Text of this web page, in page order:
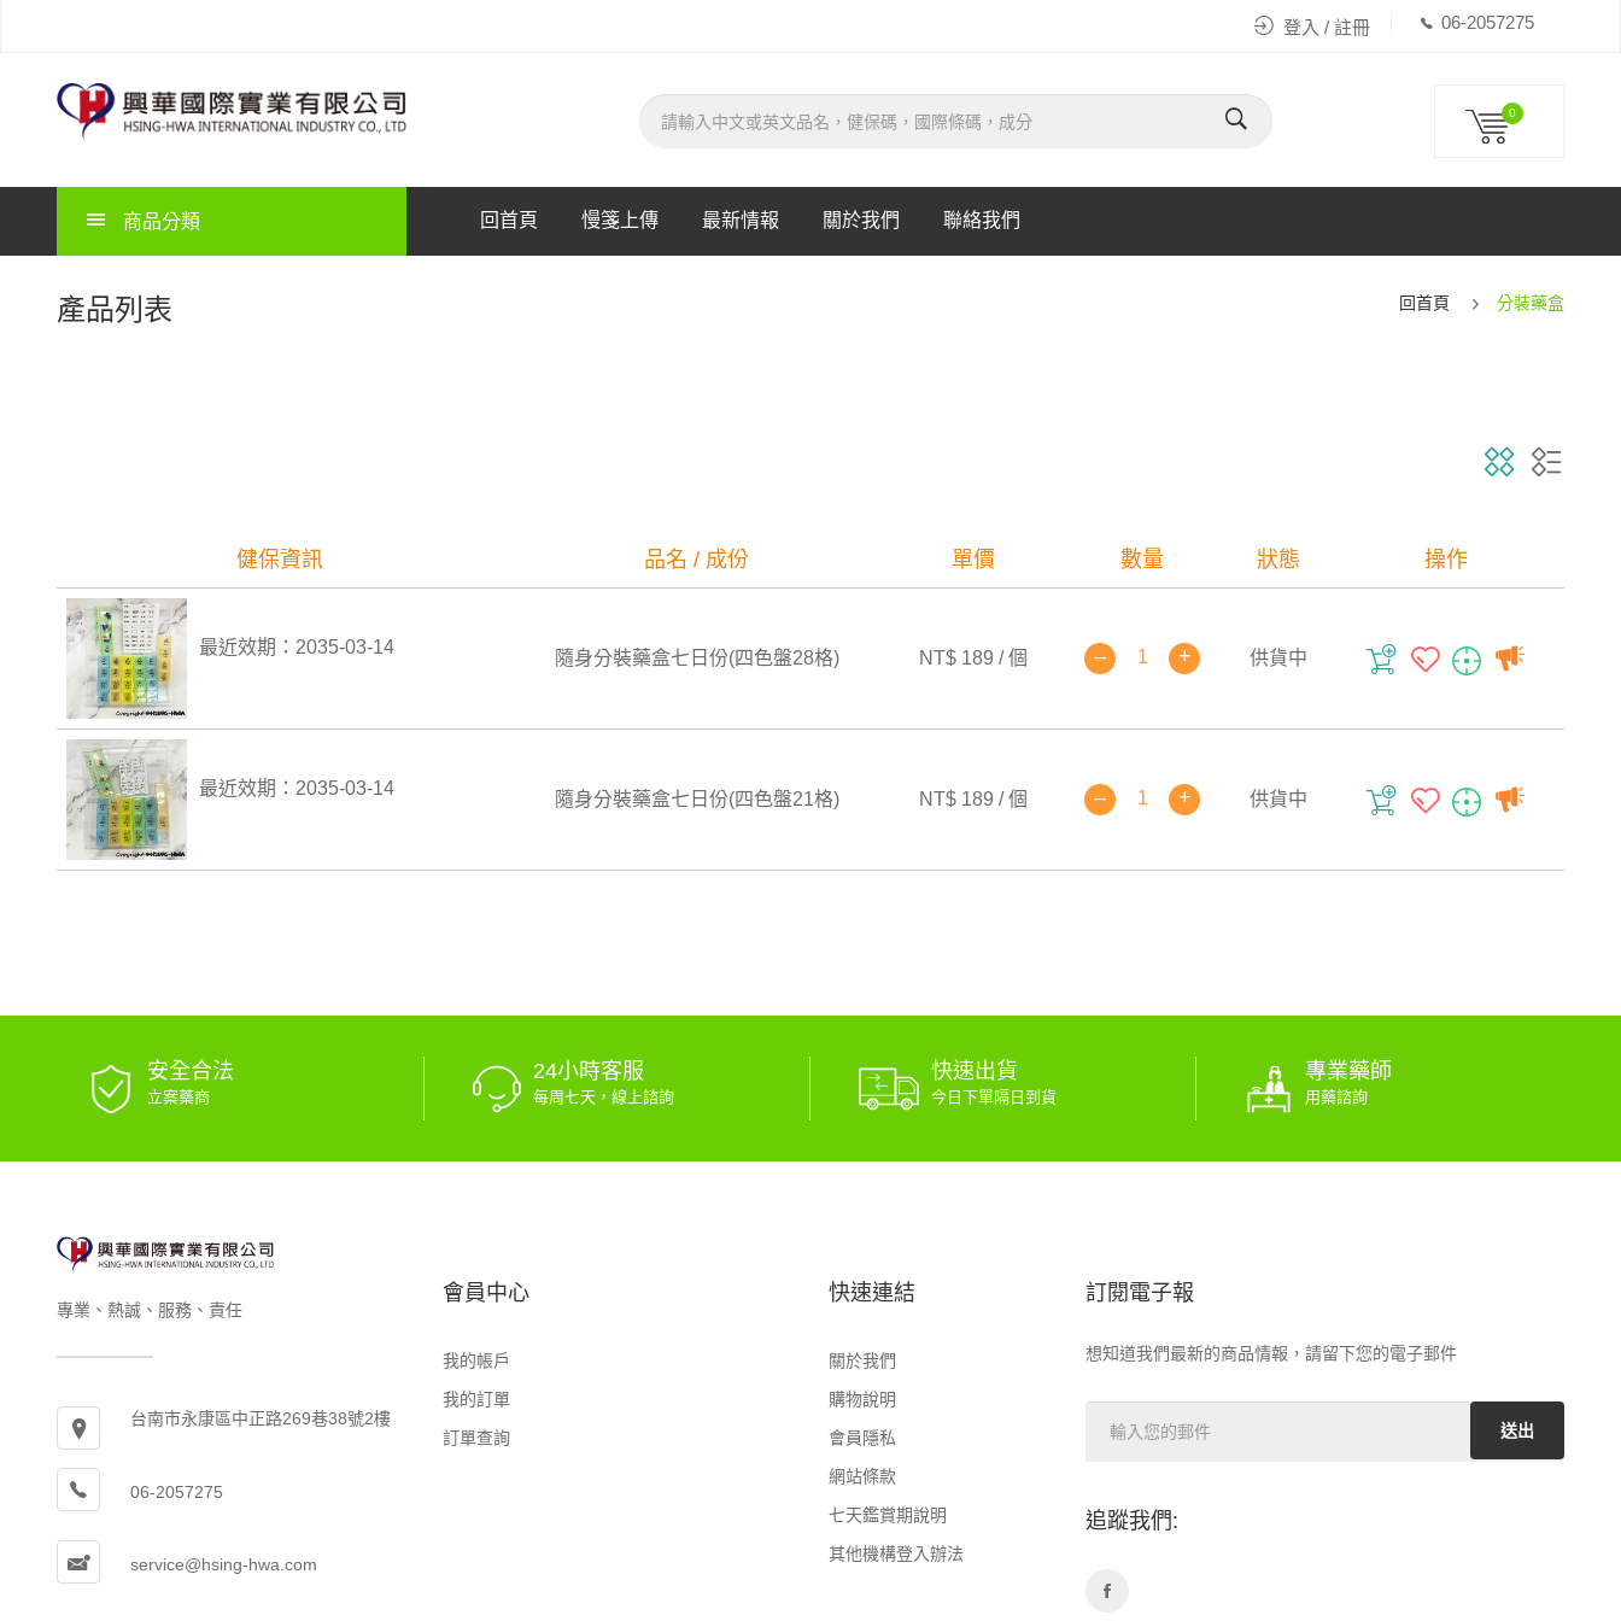
登入 / 註冊 06-2057275
0
商品分類 回首頁 慢箋上傳 最新情報 關於我們 聯絡我們
產品列表 回首頁 分裝藥盒
健保資訊 品名 / 成份 單價 數量 狀態 操作
最近效期：2035-03-14
隨身分裝藥盒七日份(四色盤28格) NT$ 189 / 個 – + 供貨中
最近效期：2035-03-14
隨身分裝藥盒七日份(四色盤21格) NT$ 189 / 個 – + 供貨中
安全合法
立案藥商
24小時客服
每周七天，線上諮詢
快速出貨
今日下單隔日到貨
專業藥師
用藥諮詢
專業、熱誠、服務、責任
台南市永康區中正路269巷38號2樓
06-2057275
service@hsing-hwa.com
會員中心
我的帳戶
我的訂單
訂單查詢
快速連結
關於我們
購物說明
會員隱私
網站條款
七天鑑賞期說明
其他機構登入辦法
訂閱電子報
想知道我們最新的商品情報，請留下您的電子郵件
送出
追蹤我們: